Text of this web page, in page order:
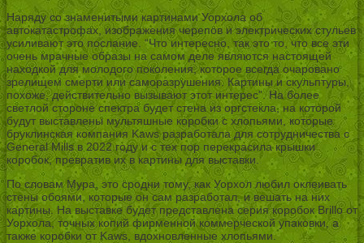
Наряду со знаменитыми картинами Уорхола об
автокатастрофах, изображения черепов и электрических стульев
усиливают это послание. “Что интересно, так это то, что все эти
очень мрачные образы на самом деле являются настоящей
находкой для молодого поколения, которое всегда очаровано
зрелищем смерти или саморазрушения. Картины и скульптуры,
похоже, действительно вызывают этот интерес”. На более
светлой стороне спектра будет стена из оргстекла, на которой
будут выставлены мультяшные коробки с хлопьями, которые
бруклинская компания Kaws разработала для сотрудничества с
General Mills в 2022 году и с тех пор перекрасила крышки
коробок, превратив их в картины для выставки.
По словам Мура, это сродни тому, как Уорхол любил оклеивать
стены обоями, которые он сам разработал, и вешать на них
картины. На выставке будет представлена серия коробок Brillo от
Уорхола, точных копий фирменной коммерческой упаковки, а
также коробки от Kaws, вдохновленные хлопьями.